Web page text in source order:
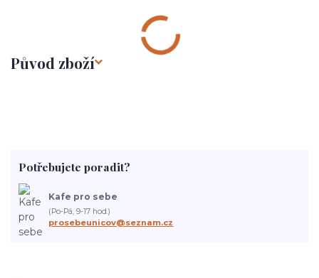
Původ zboží
Potřebujete poradit?
Kafe pro sebe
(Po-Pá, 9-17 hod.)
prosebeunicov@seznam.cz